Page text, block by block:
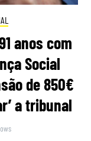
anos com
Social
de 850€
a tribunal